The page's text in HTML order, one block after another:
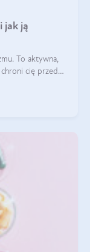
jak ją
To aktywna,
cię przed